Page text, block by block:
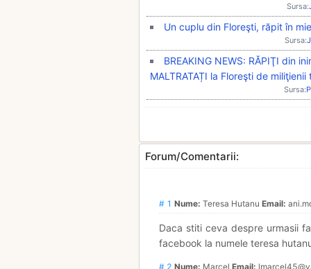
Sursa:
Un cuplu din Floreşti, răpit în
Sursa:
BREAKING NEWS: RĂPIŢI din
MALTRATAȚI la Floreşti de
Sursa:
Forum/Comentarii:
# 1 Nume: Teresa Hutanu Email:
Daca stiti ceva despre urmasii
facebook la numele teresa
# 2 Nume: Marcel Email: